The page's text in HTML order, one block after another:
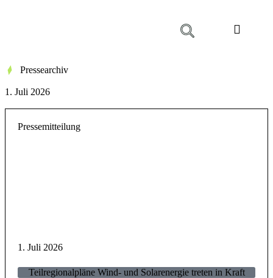
Pressearchiv
1. Juli 2026
Pressemitteilung
1. Juli 2026
Teilregionalpläne Wind- und Solarenergie treten in Kraft